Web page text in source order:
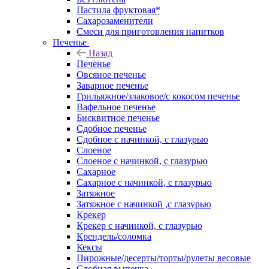
Пастила фруктовая*
Сахарозаменители
Смеси для приготовления напитков
Печенье
Назад
Печенье
Овсяное печенье
Заварное печенье
Грильяжное/злаковое/с кокосом печенье
Вафельное печенье
Бисквитное печенье
Сдобное печенье
Сдобное с начинкой, с глазурью
Слоеное
Слоеное с начинкой, с глазурью
Сахарное
Сахарное с начинкой, с глазурью
Затяжное
Затяжное с начинкой ,с глазурью
Крекер
Крекер с начинкой, с глазурью
Крендель/соломка
Кексы
Пирожные/десерты/торты/рулеты весовые